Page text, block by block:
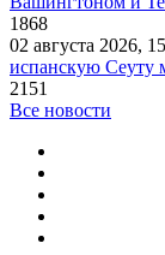
1868
02 августа 2026,
испанскую Сеуту
2151
Все новости